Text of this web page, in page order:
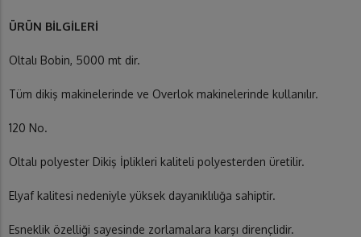
ÜRÜN BİLGİLERİ
Oltalı Bobin, 5000 mt dir.
Tüm dikiş makinelerinde ve Overlok makinelerinde kullanılır.
120 No.
Oltalı polyester Dikiş İplikleri kaliteli polyesterden üretilir.
Elyaf kalitesi nedeniyle yüksek dayanıklılığa sahiptir.
Esneklik özelliği sayesinde zorlamalara karşı dirençlidir.